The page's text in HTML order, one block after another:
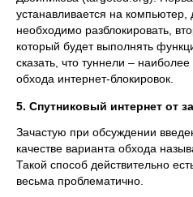
устанавливается на компьютер,
необходимо разблокировать,
который будет выполнять
сказать, что туннели –
обхода интернет-блокировок.
5. Спутниковый интернет от
Зачастую при обсуждении
качестве варианта обхода
Такой способ действительно
весьма проблематично.